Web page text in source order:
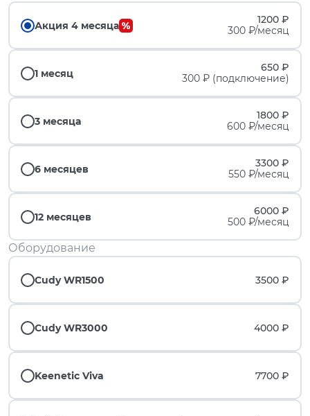
Акция 4 месяца
1200 ₽
300 ₽/месяц
1 месяц
650 ₽
300 ₽ (подключение)
3 месяца
1800 ₽
600 ₽/месяц
6 месяцев
3300 ₽
550 ₽/месяц
12 месяцев
6000 ₽
500 ₽/месяц
Оборудование
Cudy WR1500 3500 ₽
Cudy WR3000 4000 ₽
Keenetic Viva 7700 ₽